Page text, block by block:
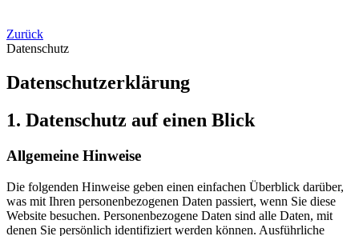
Zurück
Datenschutz
Datenschutz­erklärung
1. Datenschutz auf einen Blick
Allgemeine Hinweise
Die folgenden Hinweise geben einen einfachen Überblick darüber,
was mit Ihren personenbezogenen Daten passiert, wenn Sie diese
Website besuchen. Personenbezogene Daten sind alle Daten, mit
denen Sie persönlich identifiziert werden können. Ausführliche